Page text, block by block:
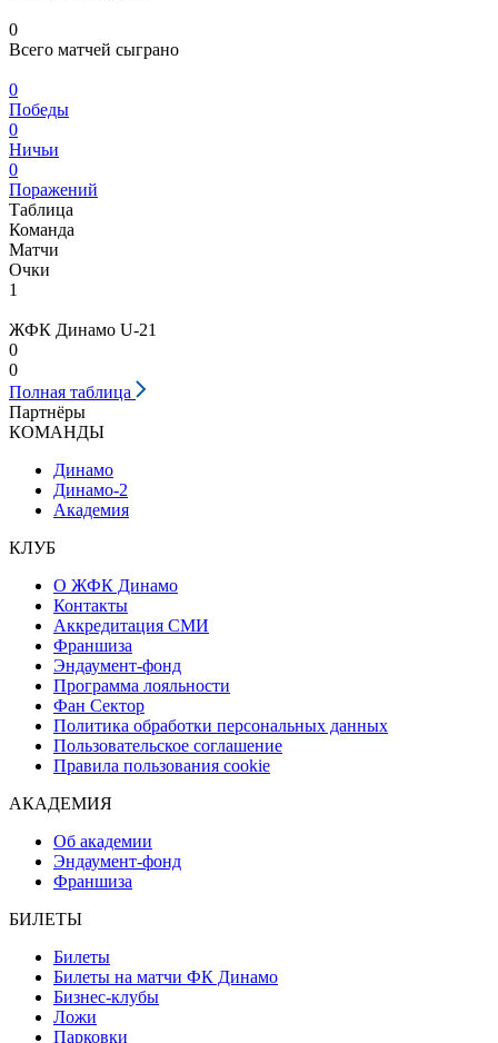
0
Всего матчей сыграно
0
Победы
0
Ничьи
0
Поражений
Таблица
Команда
Матчи
Очки
1
ЖФК Динамо U-21
0
0
Полная таблица
Партнёры
КОМАНДЫ
Динамо
Динамо-2
Академия
КЛУБ
О ЖФК Динамо
Контакты
Аккредитация СМИ
Франшиза
Эндаумент-фонд
Программа лояльности
Фан Сектор
Политика обработки персональных данных
Пользовательское соглашение
Правила пользования cookie
АКАДЕМИЯ
Об академии
Эндаумент-фонд
Франшиза
БИЛЕТЫ
Билеты
Билеты на матчи ФК Динамо
Бизнес-клубы
Ложи
Парковки